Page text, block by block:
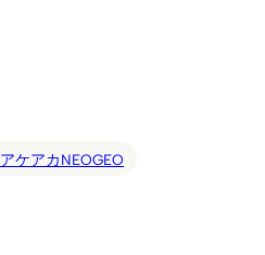
アケアカNEOGEO